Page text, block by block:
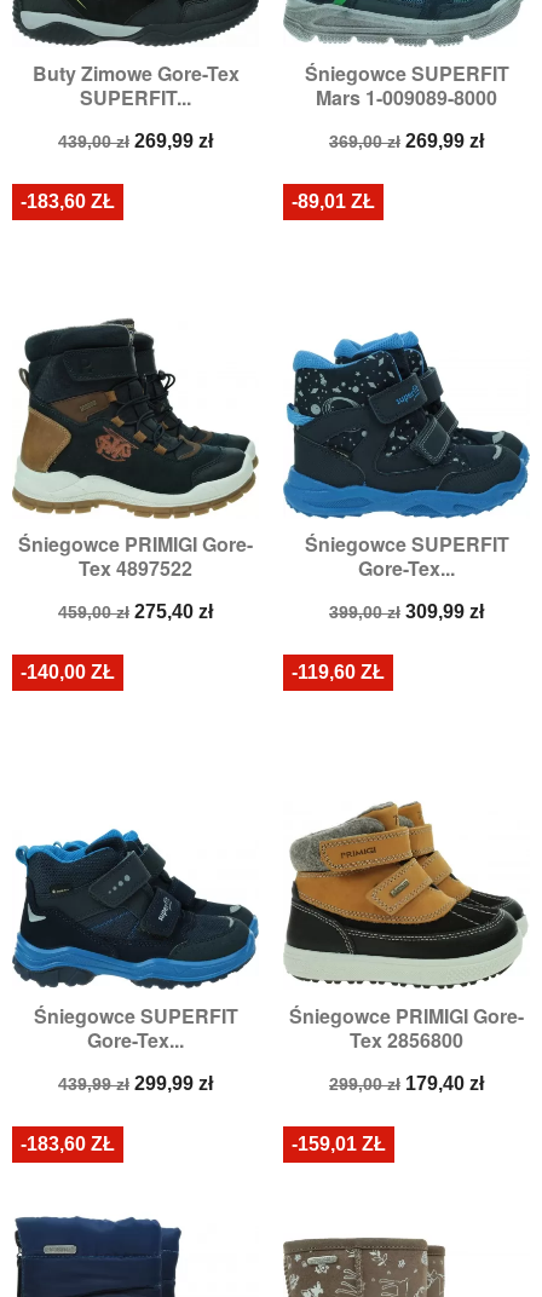
Buty Zimowe Gore-Tex
SUPERFIT...
Cena
439,00 zł Cena
269,99 zł
Śniegowce SUPERFIT
Mars 1-009089-8000
Cena
369,00 zł Cena
269,99 zł
Śniegowce PRIMIGI Gore-
Tex 4897522
Cena
459,00 zł Cena
275,40 zł
-183,60 ZŁ
Śniegowce SUPERFIT
Gore-Tex...
Cena
399,00 zł Cena
309,99 zł
-89,01 ZŁ
Śniegowce SUPERFIT
Gore-Tex...
Cena
439,99 zł Cena
299,99 zł
-140,00 ZŁ
Śniegowce PRIMIGI Gore-
Tex 2856800
Cena
299,00 zł Cena
179,40 zł
-119,60 ZŁ
-183,60 ZŁ -159,01 ZŁ